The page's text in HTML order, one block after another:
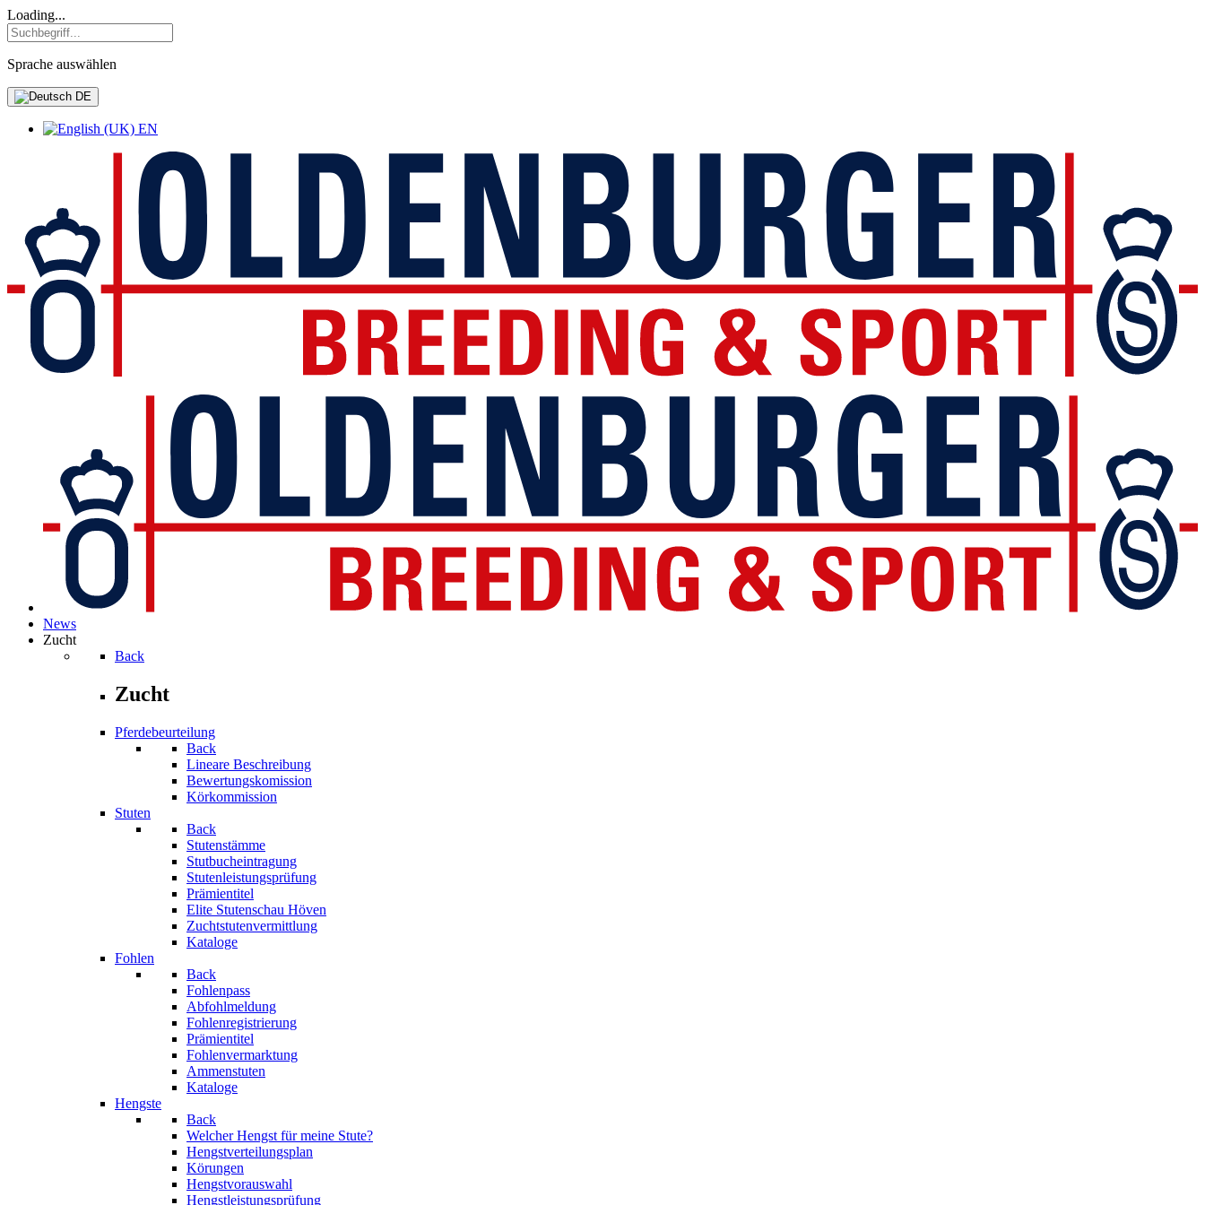
Loading...
Sprache auswählen
DE
EN
News
Zucht
Back
Zucht
Pferdebeurteilung
Back
Lineare Beschreibung
Bewertungskomission
Körkommission
Stuten
Back
Stutenstämme
Stutbucheintragung
Stutenleistungsprüfung
Prämientitel
Elite Stutenschau Höven
Zuchtstutenvermittlung
Kataloge
Fohlen
Back
Fohlenpass
Abfohlmeldung
Fohlenregistrierung
Prämientitel
Fohlenvermarktung
Ammenstuten
Kataloge
Hengste
Back
Welcher Hengst für meine Stute?
Hengstverteilungsplan
Körungen
Hengstvorauswahl
Hengstleistungsprüfung